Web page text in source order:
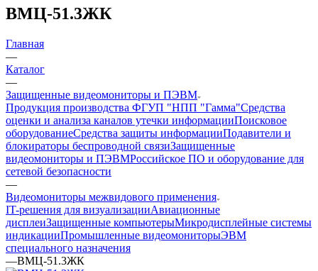
ВМЦ-51.3ЖК
Главная
—
Каталог
—
Защищенные видеомониторы и ПЭВМ
Продукция производства ФГУП "НПП "Гамма"Средства
оценки и анализа каналов утечки информацииПоисковое
оборудованиеСредства защиты информацииПодавители и
блокираторы беспроводной связиЗащищенные
видеомониторы и ПЭВМРоссийское ПО и оборудование для
сетевой безопасности
—
Видеомониторы межвидового применения
IT-решения для визуализацииАвиационные
дисплеиЗащищенные компьютерыМикродисплейные системы
индикацииПромышленные видеомониторыЭВМ
специального назначения
—ВМЦ-51.3ЖК